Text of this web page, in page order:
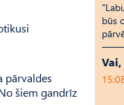
pārvaldes
šiem gandrīz
būs